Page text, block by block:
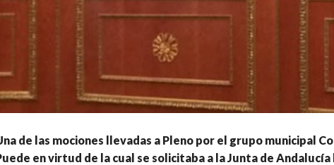
de las mociones llevadas a Pleno por el grupo municipal
en virtud de la cual se solicitaba a la Junta de Andalucía